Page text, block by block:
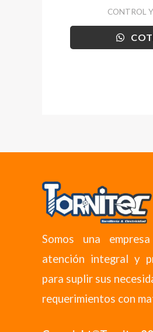
CONTROL
Somos una
atención integral y
para suplir sus
requerimientos con